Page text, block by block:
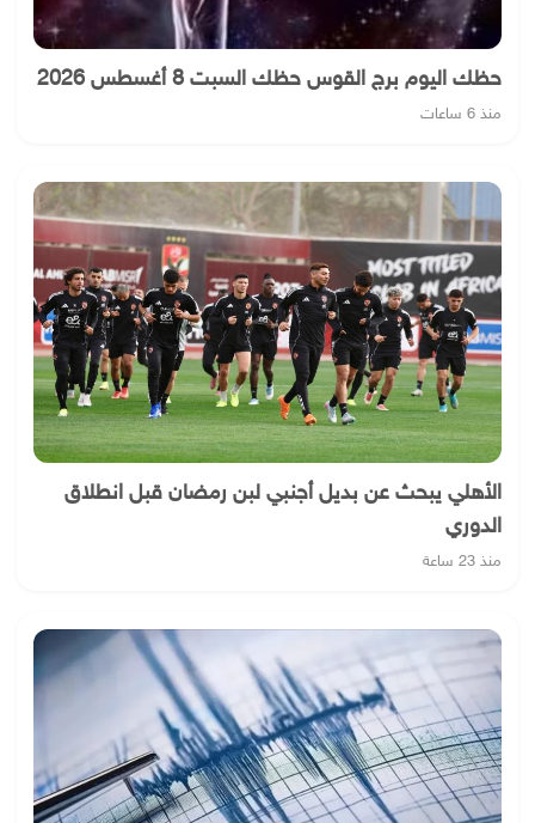
حظك اليوم برج القوس حظك السبت 8 أغسطس 2026
منذ 6 ساعات
الأهلي يبحث عن بديل أجنبي لبن رمضان قبل انطلاق
الدوري
منذ 23 ساعة